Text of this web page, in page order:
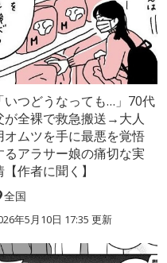
「いつどうなっても…」70代
が全裸で救急搬送→大人
オムツを手に最悪を覚悟
るアラサー娘の痛切な実
【作者に聞く】
全国
年5月10日 17:35 更新